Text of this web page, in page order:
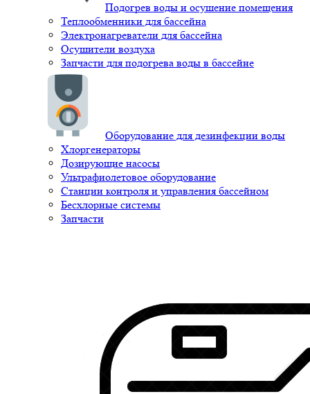
Подогрев воды и осушение помещения
Теплообменники для бассейна
Электронагреватели для бассейна
Осушители воздуха
Запчасти для подогрева воды в бассейне
Оборудование для дезинфекции воды
Хлоргенераторы
Дозирующие насосы
Ультрафиолетовое оборудование
Станции контроля и управления бассейном
Бесхлорные системы
Запчасти